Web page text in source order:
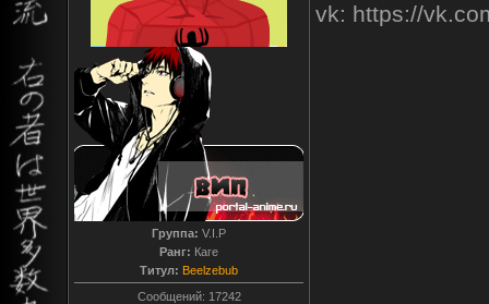
Группа: V.I.P
Ранг: Каге
Титул: Beelzebub
Сообщений: 17242
vk: https://